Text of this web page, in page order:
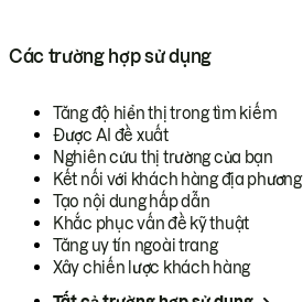
Các trường hợp sử dụng
Tăng độ hiển thị trong tìm kiếm
Được AI đề xuất
Nghiên cứu thị trường của bạn
Kết nối với khách hàng địa phương
Tạo nội dung hấp dẫn
Khắc phục vấn đề kỹ thuật
Tăng uy tín ngoài trang
Xây chiến lược khách hàng